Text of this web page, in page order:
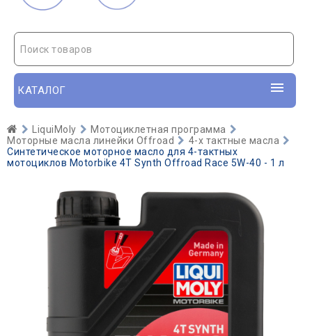
Поиск товаров
КАТАЛОГ
LiquiMoly
Мотоциклетная программа
Моторные масла линейки Offroad
4-х тактные масла
Синтетическое моторное масло для 4-тактных
мотоциклов Motorbike 4T Synth Offroad Race 5W-40 - 1 л